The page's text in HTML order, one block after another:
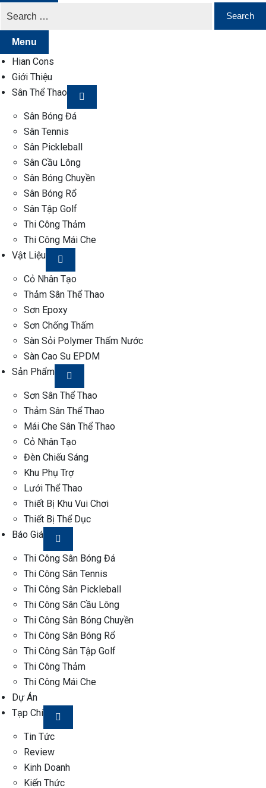
Menu
Hian Cons
Giới Thiệu
Sân Thể Thao
Sân Bóng Đá
Sân Tennis
Sân Pickleball
Sân Cầu Lông
Sân Bóng Chuyền
Sân Bóng Rổ
Sân Tập Golf
Thi Công Thảm
Thi Công Mái Che
Vật Liệu
Cỏ Nhân Tạo
Thảm Sân Thể Thao
Sơn Epoxy
Sơn Chống Thấm
Sàn Sỏi Polymer Thấm Nước
Sàn Cao Su EPDM
Sản Phẩm
Sơn Sân Thể Thao
Thảm Sân Thể Thao
Mái Che Sân Thể Thao
Cỏ Nhân Tạo
Đèn Chiếu Sáng
Khu Phụ Trợ
Lưới Thể Thao
Thiết Bị Khu Vui Chơi
Thiết Bị Thể Dục
Báo Giá
Thi Công Sân Bóng Đá
Thi Công Sân Tennis
Thi Công Sân Pickleball
Thi Công Sân Cầu Lông
Thi Công Sân Bóng Chuyền
Thi Công Sân Bóng Rổ
Thi Công Sân Tập Golf
Thi Công Thảm
Thi Công Mái Che
Dự Án
Tạp Chí
Tin Tức
Review
Kinh Doanh
Kiến Thức